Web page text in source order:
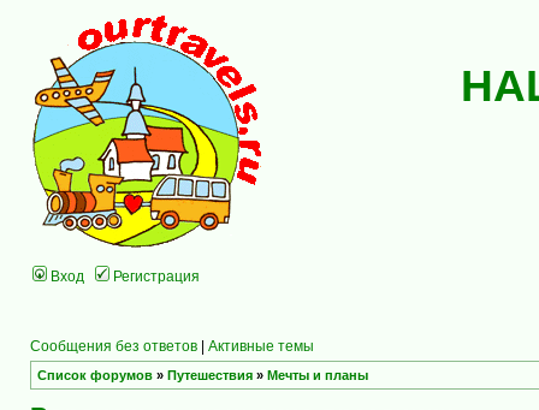
Вход Регистрация
Сообщения без ответов | Активные темы
Список форумов » Путешествия » Мечты и планы